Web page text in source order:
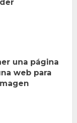
una página
web para